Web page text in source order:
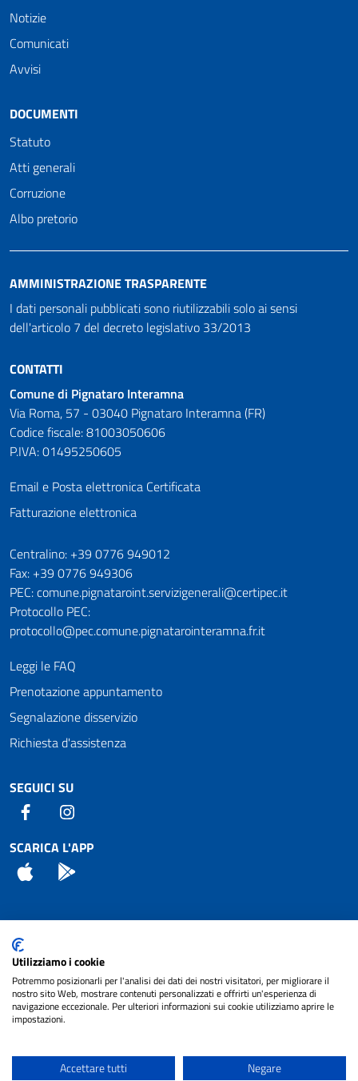
Notizie
Comunicati
Avvisi
DOCUMENTI
Statuto
Atti generali
Corruzione
Albo pretorio
AMMINISTRAZIONE TRASPARENTE
I dati personali pubblicati sono riutilizzabili solo ai sensi
dell'articolo 7 del decreto legislativo 33/2013
CONTATTI
Comune di Pignataro Interamna
Via Roma, 57 - 03040 Pignataro Interamna (FR)
Codice fiscale: 81003050606
P.IVA: 01495250605
Email e Posta elettronica Certificata
Fatturazione elettronica
Numeri utili
Centralino: +39 0776 949012
Fax: +39 0776 949306
PEC: comune.pignataroint.servizigenerali@certipec.it
Protocollo PEC:
protocollo@pec.comune.pignatarointeramna.fr.it
Leggi le FAQ
Prenotazione appuntamento
Segnalazione disservizio
Richiesta d'assistenza
SEGUICI SU
Facebook
SCARICA L'APP
App Store
Attuazione Misure PNRR
Piano di miglioramento del sito
Note legali
cura diNET SMART
Utilizziamo i cookie
Potremmo posizionarli per l'analisi dei dati dei nostri visitatori, per migliorare il
nostro sito Web, mostrare contenuti personalizzati e offrirti un'esperienza di
navigazione eccezionale. Per ulteriori informazioni sui cookie utilizziamo aprire le
impostazioni.
Accettare tutti Negare